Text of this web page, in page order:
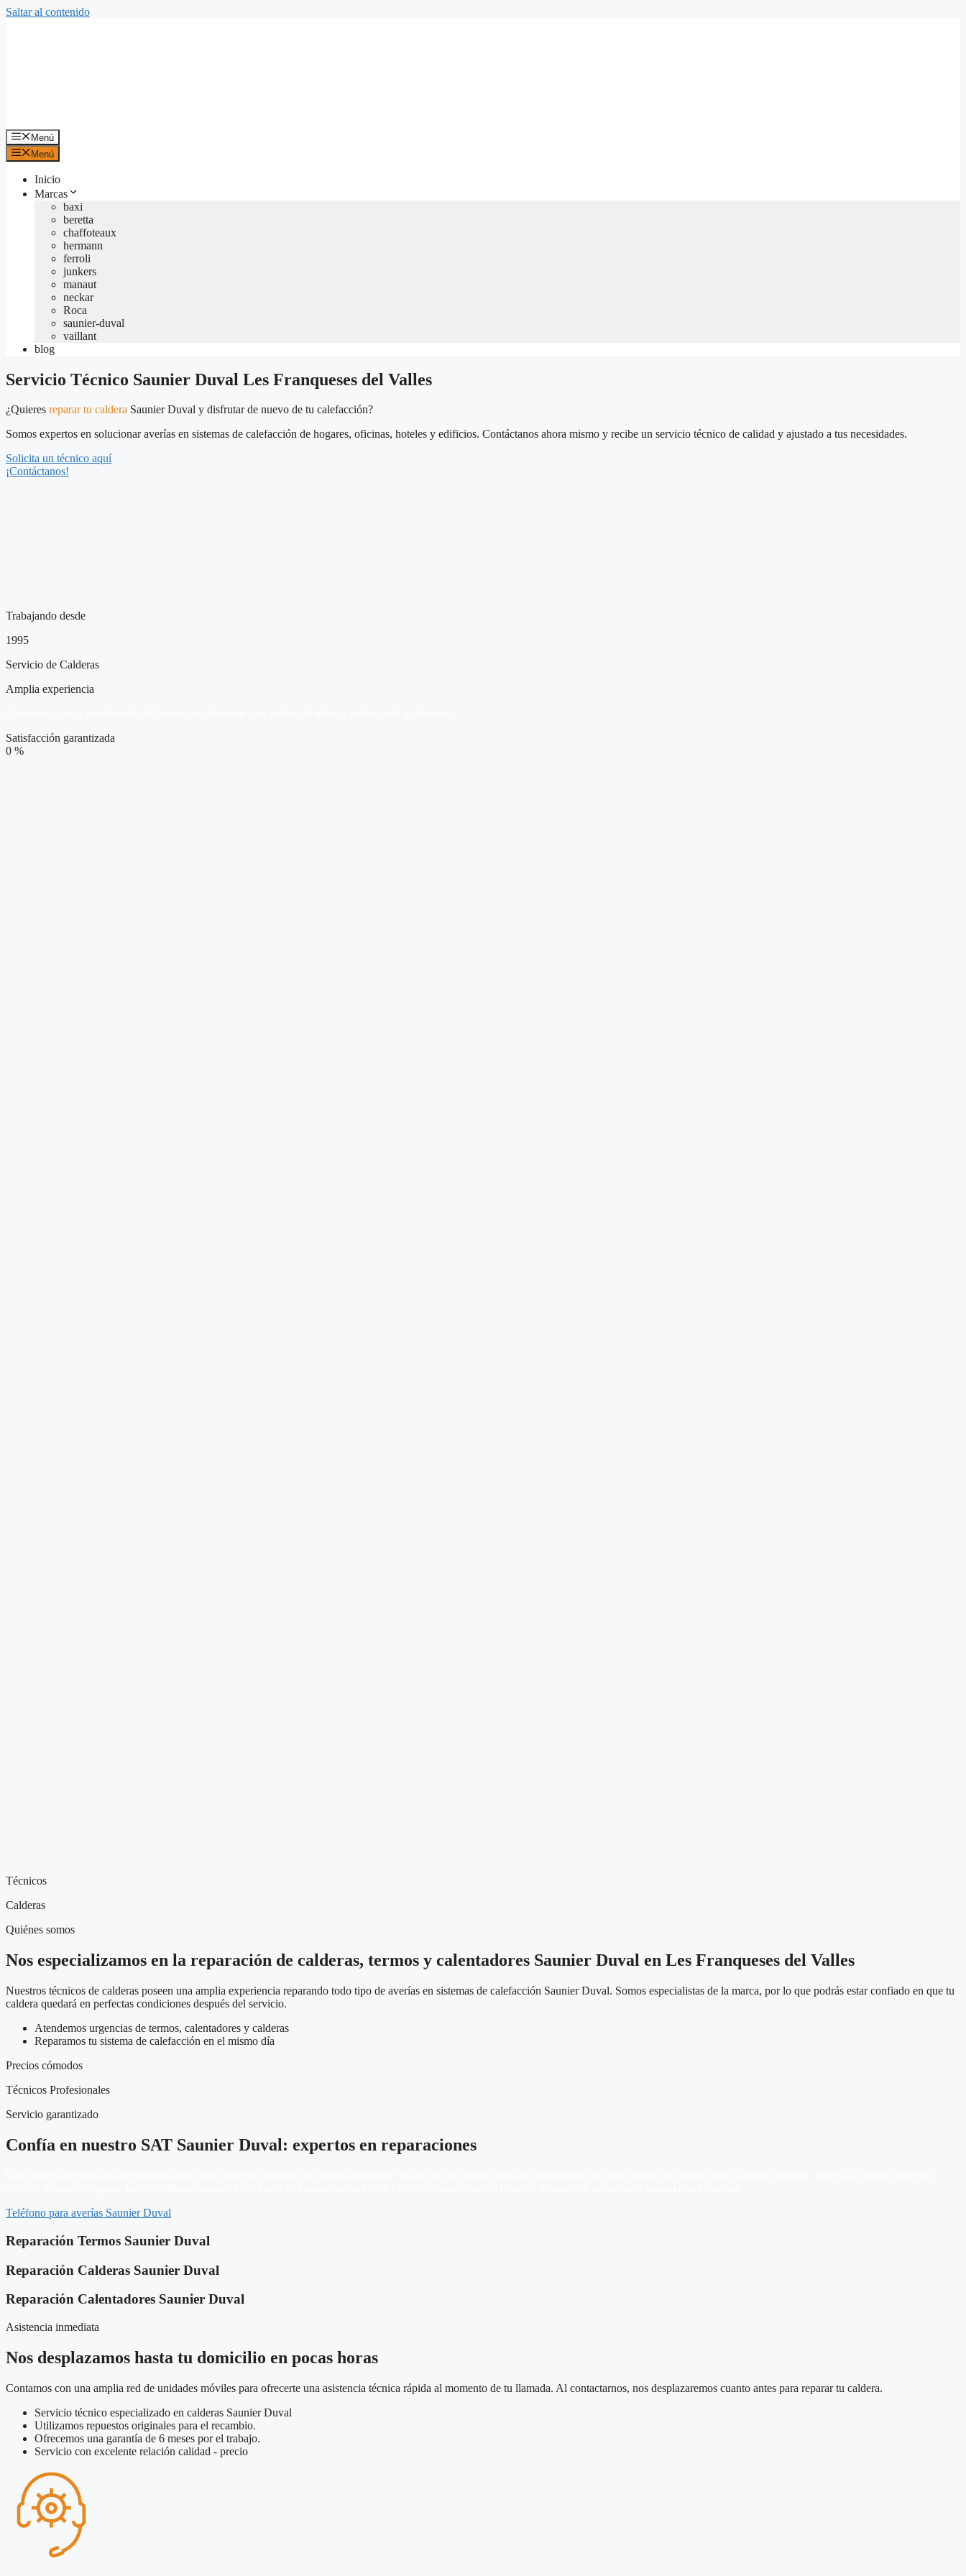
Saltar al contenido
Menú
Menú
Inicio
Marcas
baxi
beretta
chaffoteaux
hermann
ferroli
junkers
manaut
neckar
Roca
saunier-duval
vaillant
blog
Servicio Técnico Saunier Duval Les Franqueses del Valles
¿Quieres reparar tu caldera Saunier Duval y disfrutar de nuevo de tu calefacción?
Somos expertos en solucionar averías en sistemas de calefacción de hogares, oficinas, hoteles y edificios. Contáctanos ahora mismo y recibe un servicio técnico de calidad y ajustado a tus necesidades.
Solicita un técnico aquí
¡Contáctanos!
Trabajando desde
1995
Servicio de Calderas
Amplia experiencia
Satisfacción garantizada
0 %
Técnicos
Calderas
Quiénes somos
Nos especializamos en la reparación de calderas, termos y calentadores Saunier Duval en Les Franqueses del Valles
Nuestros técnicos de calderas poseen una amplia experiencia reparando todo tipo de averías en sistemas de calefacción Saunier Duval. Somos especialistas de la marca, por lo que podrás estar confiado en que tu
caldera quedará en perfectas condiciones después del servicio.
Atendemos urgencias de termos, calentadores y calderas
Reparamos tu sistema de calefacción en el mismo día
Precios cómodos
Técnicos Profesionales
Servicio garantizado
Confía en nuestro SAT Saunier Duval: expertos en reparaciones
Teléfono para averías Saunier Duval
Reparación Termos Saunier Duval
Reparación Calderas Saunier Duval
Reparación Calentadores Saunier Duval
Asistencia inmediata
Nos desplazamos hasta tu domicilio en pocas horas
Contamos con una amplia red de unidades móviles para ofrecerte una asistencia técnica rápida al momento de tu llamada. Al contactarnos, nos desplazaremos cuanto antes para reparar tu caldera.
Servicio técnico especializado en calderas Saunier Duval
Utilizamos repuestos originales para el recambio.
Ofrecemos una garantía de 6 meses por el trabajo.
Servicio con excelente relación calidad - precio